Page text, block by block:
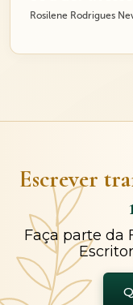
Rosilene Rodrigues
Escrever
Faça parte da